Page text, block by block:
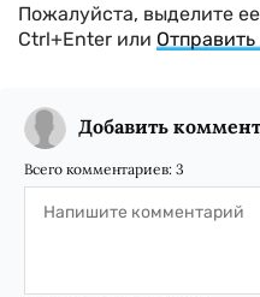
Пожалуйста, выделите
Ctrl+Enter или
Добавить
Всего комментариев: 3